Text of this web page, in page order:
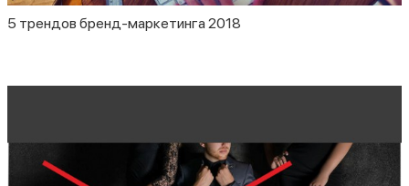
5 трендов бренд-маркетинга 2018